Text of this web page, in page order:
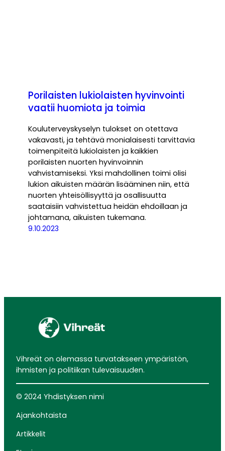
Porilaisten lukiolaisten hyvinvointi
vaatii huomiota ja toimia
Kouluterveyskyselyn tulokset on otettava
vakavasti, ja tehtävä monialaisesti tarvittavia
toimenpiteitä lukiolaisten ja kaikkien
porilaisten nuorten hyvinvoinnin
vahvistamiseksi. Yksi mahdollinen toimi olisi
lukion aikuisten määrän lisääminen niin, että
nuorten yhteisöllisyyttä ja osallisuutta
saataisiin vahvistettua heidän ehdoillaan ja
johtamana, aikuisten tukemana.
9.10.2023
Vihreät on olemassa turvatakseen ympäristön,
ihmisten ja politiikan tulevaisuuden.
© 2024 Yhdistyksen nimi
Ajankohtaista
Artikkelit